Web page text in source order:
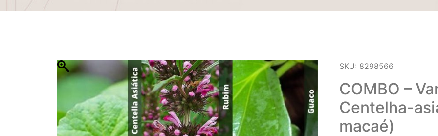
SKU: 8298566
COMBO –
Centelha-
macaé)